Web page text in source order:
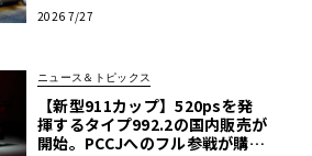
2026 7/27
ニュース＆トピックス
【新型911カップ】520psを発
揮するタイプ992.2の国内販売が
開始。PCCJへのフル参戦が購入